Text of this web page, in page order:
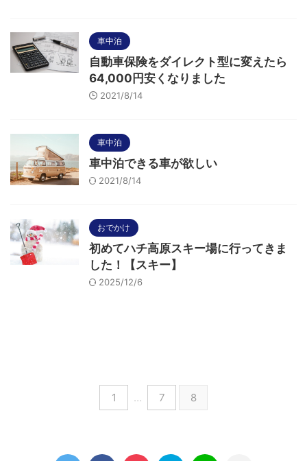
車中泊
自動車保険をダイレクト型に変えたら
64,000円安くなりました
2021/8/14
車中泊
車中泊できる車が欲しい
2021/8/14
おでかけ
初めてハチ高原スキー場に行ってきま
した！【スキー】
2025/12/6
1 … 7 8